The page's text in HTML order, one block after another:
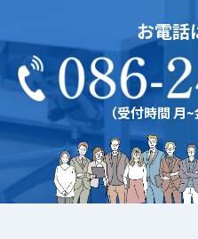
お電話
（受付時間 月